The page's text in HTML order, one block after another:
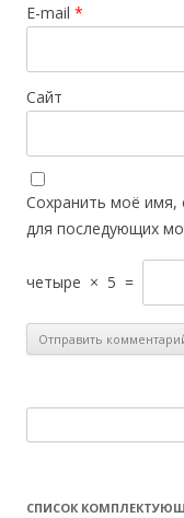
E-mail *
Сайт
Сохранить моё имя,
для последующих
четыре × 5 =
а
т
СПИСОК